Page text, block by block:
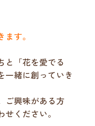
す。
と「花を愛でる
一緒に創っていき
ご興味がある方
ください。